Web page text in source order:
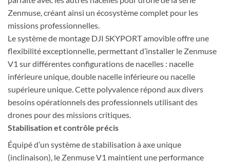
Zenmuse, créant ainsi un écosystème complet pour les
missions professionnelles.
Le système de montage DJI SKYPORT amovible offre une
flexibilité exceptionnelle, permettant d’installer le Zenmuse
V1 sur différentes configurations de nacelles : nacelle
inférieure unique, double nacelle inférieure ou nacelle
supérieure unique. Cette polyvalence répond aux divers
besoins opérationnels des professionnels utilisant des
drones pour des missions critiques.
Stabilisation et contrôle précis
Équipé d’un système de stabilisation à axe unique
(inclinaison), le Zenmuse V1 maintient une performance